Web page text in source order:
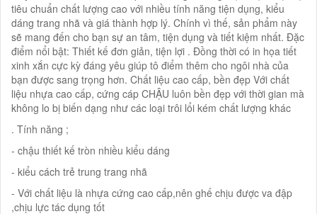
tiêu chuẩn chất lượng cao với nhiều tính năng tiện dụng, kiểu
dáng trang nhã và giá thành hợp lý. Chính vì thế, sản phẩm này
sẽ mang đến cho bạn sự an tâm, tiện dụng và tiết kiệm nhất. Đặc
điểm nổi bật: Thiết kế đơn giản, tiện lợi . Đồng thời có in họa tiết
xinh xắn cực kỳ đáng yêu giúp tô điểm thêm cho ngôi nhà của
bạn được sang trọng hơn. Chất liệu cao cấp, bền đẹp Với chất
liệu nhựa cao cấp, cứng cáp CHẬU luôn bền đẹp với thời gian mà
không lo bị biến dạng như các loại trôi lổi kém chất lượng khác
. Tính năng ;
- chậu thiết kế tròn nhiều kiểu dáng
- kiểu cách trẻ trung trang nhã
- Với chất liệu là nhựa cứng cao cấp,nên ghế chịu được va đập
,chịu lực tác dụng tốt